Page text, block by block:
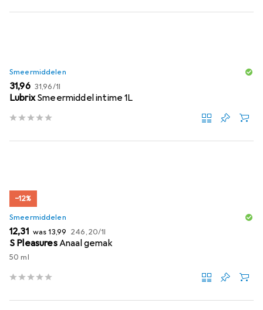
Smeermiddelen
EUR
31,96 EUR
31,96/1l
Lubrix Smeermiddel intime 1L
−12%
Smeermiddelen
EUR
12,31 wasEUR
13,99 EUR
246,20/1l
S PleasuresAnaal gemak
50 ml